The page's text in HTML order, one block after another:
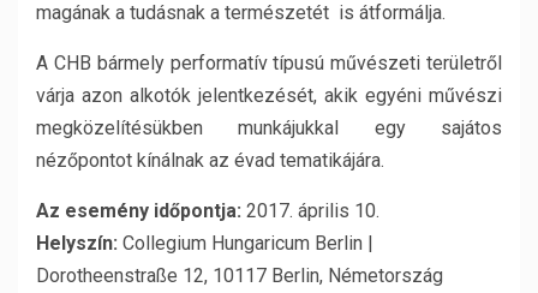
magának a tudásnak a természetét is átformálja.
A CHB bármely performatív típusú művészeti területről
várja azon alkotók jelentkezését, akik egyéni művészi
megközelítésükben munkájukkal egy sajátos
nézőpontot kínálnak az évad tematikájára.
Az esemény időpontja: 2017. április 10.
Helyszín: Collegium Hungaricum Berlin |
Dorotheenstraße 12, 10117 Berlin, Németország